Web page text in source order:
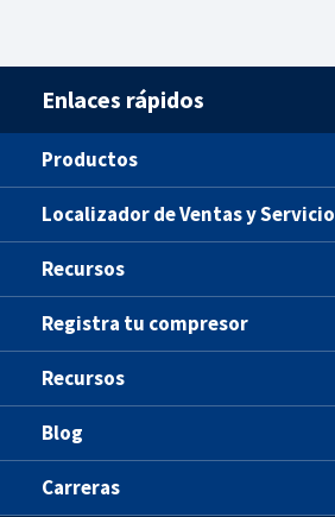
Enlaces rápidos
Productos
Localizador de Ventas y Servicio
Recursos
Registra tu compresor
Recursos
Blog
Carreras